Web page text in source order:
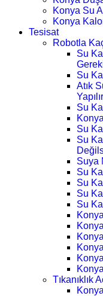
Konya Su
Konya
Tesisat
Robotla
Su
Su
Atık
Su
Su
Su
Suya
Su
Su
Su
Su
Tıkanıklık